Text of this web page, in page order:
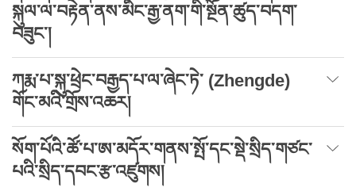
སྐུལ་ལ་བརྟེན་ནས་མིང་རྒྱ་ནག་གི་སྔོན་ཚུད་བདག་
བཟུང་།
ཀརྨ་པ་སྐུ་ཕྲེང་བརྒྱད་པ་ལ་ཞེང་ཏེ་ (Zhengde)
གོང་མའི་གྲོས་འཆར།
སོག་པོའི་ཚོ་པ་ཨ་མདོར་གནས་སྤོ་དང་སྡེ་སྲིད་གཙང་
པའི་སྲིད་དབང་རྩ་འཛུགས།